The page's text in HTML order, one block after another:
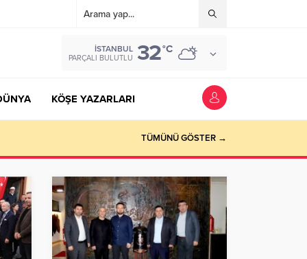
İSTANBUL
PARÇALI BULUTLU 32°C
KÖŞE YAZARLARI
TÜMÜNÜ GÖSTER →